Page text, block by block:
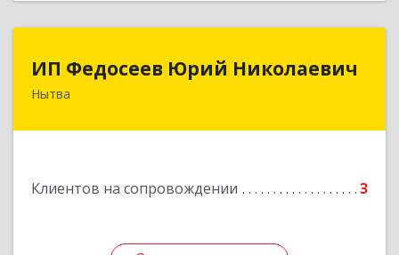
ИП Федосеев Юрий Николаевич
Нытва
Клиентов на сопровождении 3
ИП Федосеев Юрий Николаевич